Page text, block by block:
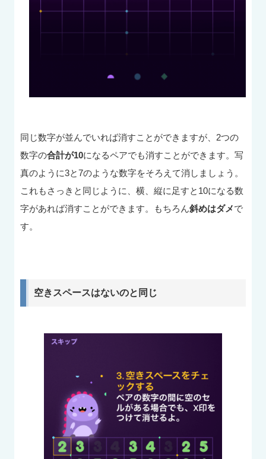
同じ数字が並んでいれば消すことができますが、2つの
数字の合計が10になるペアでも消すことができます。写
真のように3と7のような数字をそろえて消しましょう。
これもさっきと同じように、横、縦に足すと10になる数
字があれば消すことができます。もちろん斜めはダメで
す。
空きスペースはないのと同じ